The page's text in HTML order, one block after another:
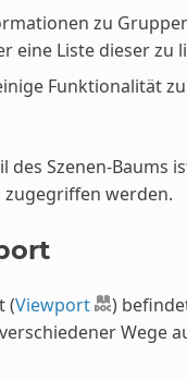
zu
eine Liste dieser zu
Funktionalität
des Szenen-Baums
zugegriffen werden.
(Viewport
)
Wege